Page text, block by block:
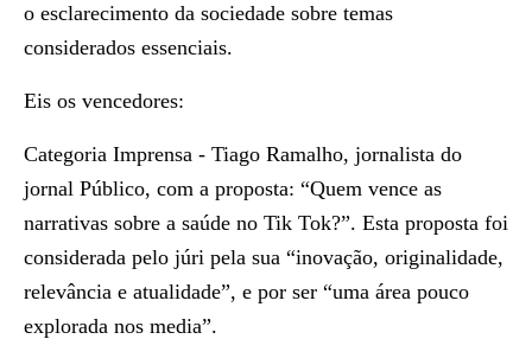
o esclarecimento da sociedade sobre temas
considerados essenciais.
Eis os vencedores:
Categoria Imprensa - Tiago Ramalho, jornalista do
jornal Público, com a proposta: “Quem vence as
narrativas sobre a saúde no Tik Tok?”. Esta proposta foi
considerada pelo júri pela sua “inovação, originalidade,
relevância e atualidade”, e por ser “uma área pouco
explorada nos media”.